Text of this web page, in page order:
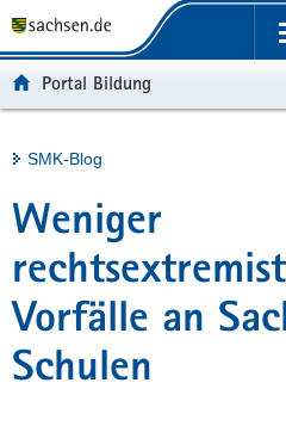
t
b
e
r
r
i
u
n
h
a
t
e
v
c
e
Portalübergreifende
Portal Bildung
Hauptinhalt
SMK-Blog
Weniger
Vorfälle an
Schulen